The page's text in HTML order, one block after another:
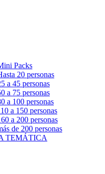
Packs
20 personas
a 45 personas
a 75 personas
a 100 personas
a 150 personas
a 200 personas
de 200 personas
TEMÁTICA